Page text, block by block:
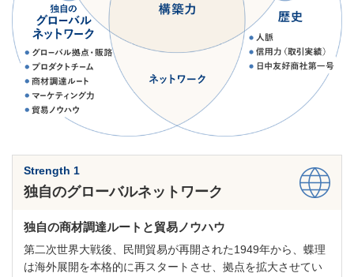
Strength 1
独自のグローバルネットワーク
独自の商材調達ルートと貿易ノウハウ
第二次世界大戦後、民間貿易が再開された1949年から、蝶理
は海外展開を本格的に再スタートさせ、拠点を拡大させてい